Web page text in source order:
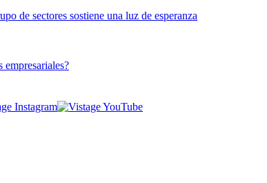
de sectores sostiene una luz de esperanza
empresariales?